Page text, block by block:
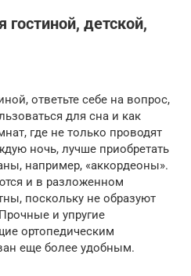
детской,
ответьте себе на вопрос,
для сна и как
где не только проводят
ночь, лучше приобретать
например, «аккордеоны».
и в разложенном
поскольку не образуют
и упругие
ортопедическим
еще более удобным.